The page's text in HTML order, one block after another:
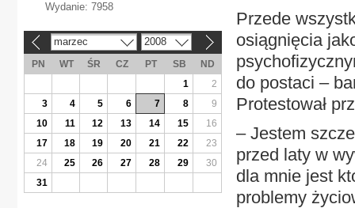
Przede
osiągnięcia
do postaci –
Protestował
– Jestem
przed laty w
dla mnie jest
problemy
Wydanie: 7958
marzec 2008
PN WT ŚR CZ PT SB
ND
1
2
3
4 5 6 7 8
9
10
11 12 13 14 15
16
17
18 19 20 21 22
23
24
25 26 27 28 29
30
31